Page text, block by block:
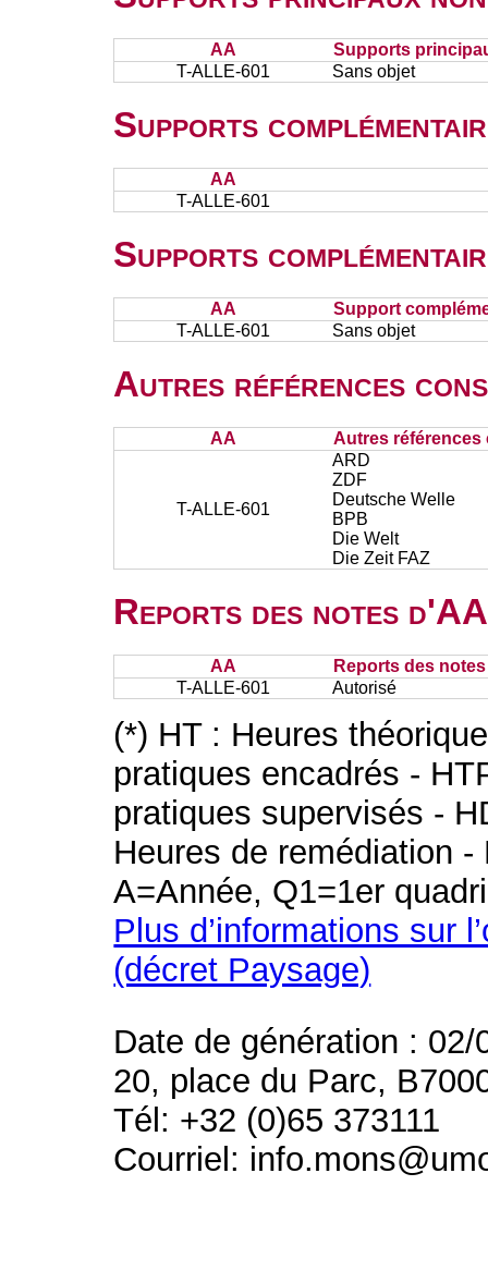
AA
Supports
T-ALLE-601
Sans objet
Supports
AA
T-ALLE-601
Supports
AA
Support
T-ALLE-601
Sans objet
Autres références
AA Autres références
T-ALLE-601
ARD
ZDF
Deutsche Welle
BPB
Die Welt
Die Zeit FAZ
Reports des notes
AA
Reports des
T-ALLE-601
Autorisé
(*) HT : Heures
pratiques encadrés -
pratiques supervisés -
Heures de remédiation
A=Année, Q1=1er
Plus d’informations sur
(décret Paysage)
Date de génération : 02/
20, place du Parc,
Tél: +32 (0)65 373111
Courriel: